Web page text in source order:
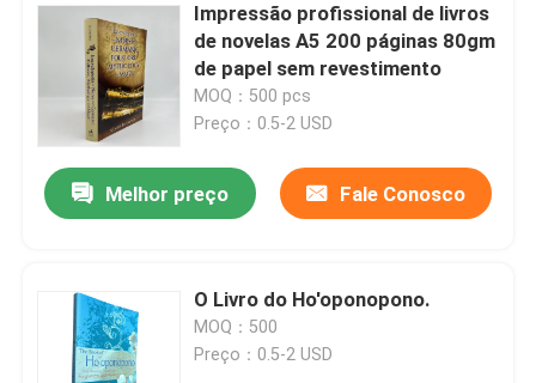
Contacte-nos
Notícia
Peça umas citações
Impressão de livros de mesa
Impressão de cartas de tarô
Impressão profissional de livros
de novelas A5 200 páginas 80gm
de papel sem revestimento
MOQ：500 pcs
Preço：0.5-2 USD
Melhor preço Fale Conosco
O Livro do Ho'oponopono.
MOQ：500
Preço：0.5-2 USD